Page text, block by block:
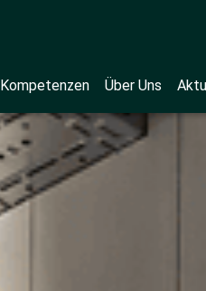
Kompetenzen Über Uns